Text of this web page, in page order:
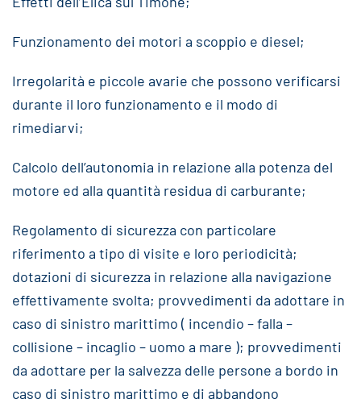
Funzionamento dei motori a scoppio e diesel;
Irregolarità e piccole avarie che possono verificarsi
durante il loro funzionamento e il modo di
rimediarvi;
Calcolo dell’autonomia in relazione alla potenza del
motore ed alla quantità residua di carburante;
Regolamento di sicurezza con particolare
riferimento a tipo di visite e loro periodicità;
dotazioni di sicurezza in relazione alla navigazione
effettivamente svolta; provvedimenti da adottare in
caso di sinistro marittimo ( incendio – falla –
collisione – incaglio – uomo a mare ); provvedimenti
da adottare per la salvezza delle persone a bordo in
caso di sinistro marittimo e di abbandono